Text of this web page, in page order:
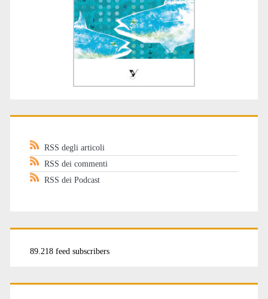
RSS degli articoli
RSS dei commenti
RSS dei Podcast
89.218 feed subscribers